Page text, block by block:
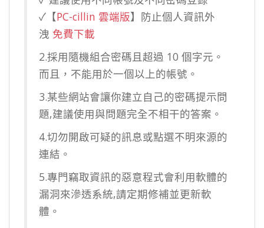
✓【PC-cillin 雲端版】防止個人資訊外
洩 免費下載
2.採用隨機組合密碼且超過 10 個字元。
而且，不能用於一個以上的帳號。
3.某些網站會讓你建立自己的密碼提示問
題,建議使用與問題完全不相干的答案。
4.切勿開啟可疑的訊息或點選不明來源的
連結。
5.專門竊取資訊的惡意程式會利用軟體的
漏洞來滲透系統,請定期修補並更新軟
體。